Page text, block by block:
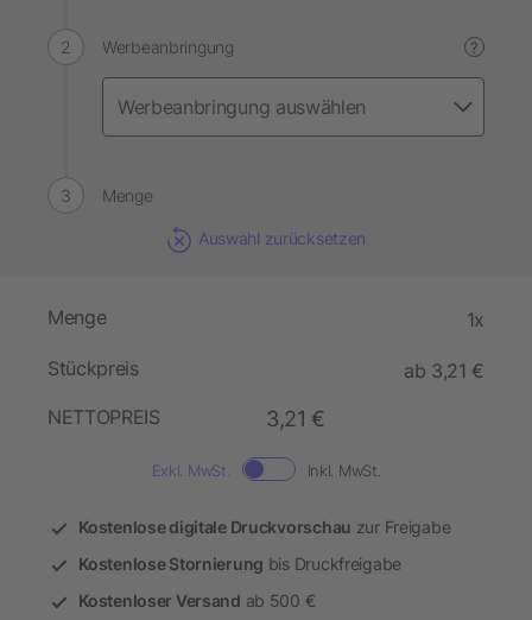
Werbeanbringung ?
Menge
Auswahl zurücksetzen
Menge 1x
Stückpreis
ab 3,21 €
NETTOPREIS
3,21 €
Exkl. MwSt. Inkl. MwSt.
Kostenlose digitale Druckvorschau zur Freigabe
Kostenlose Stornierung bis Druckfreigabe
Kostenloser Versand ab 500 €